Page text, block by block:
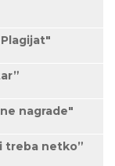
nagrade"
treba netko”